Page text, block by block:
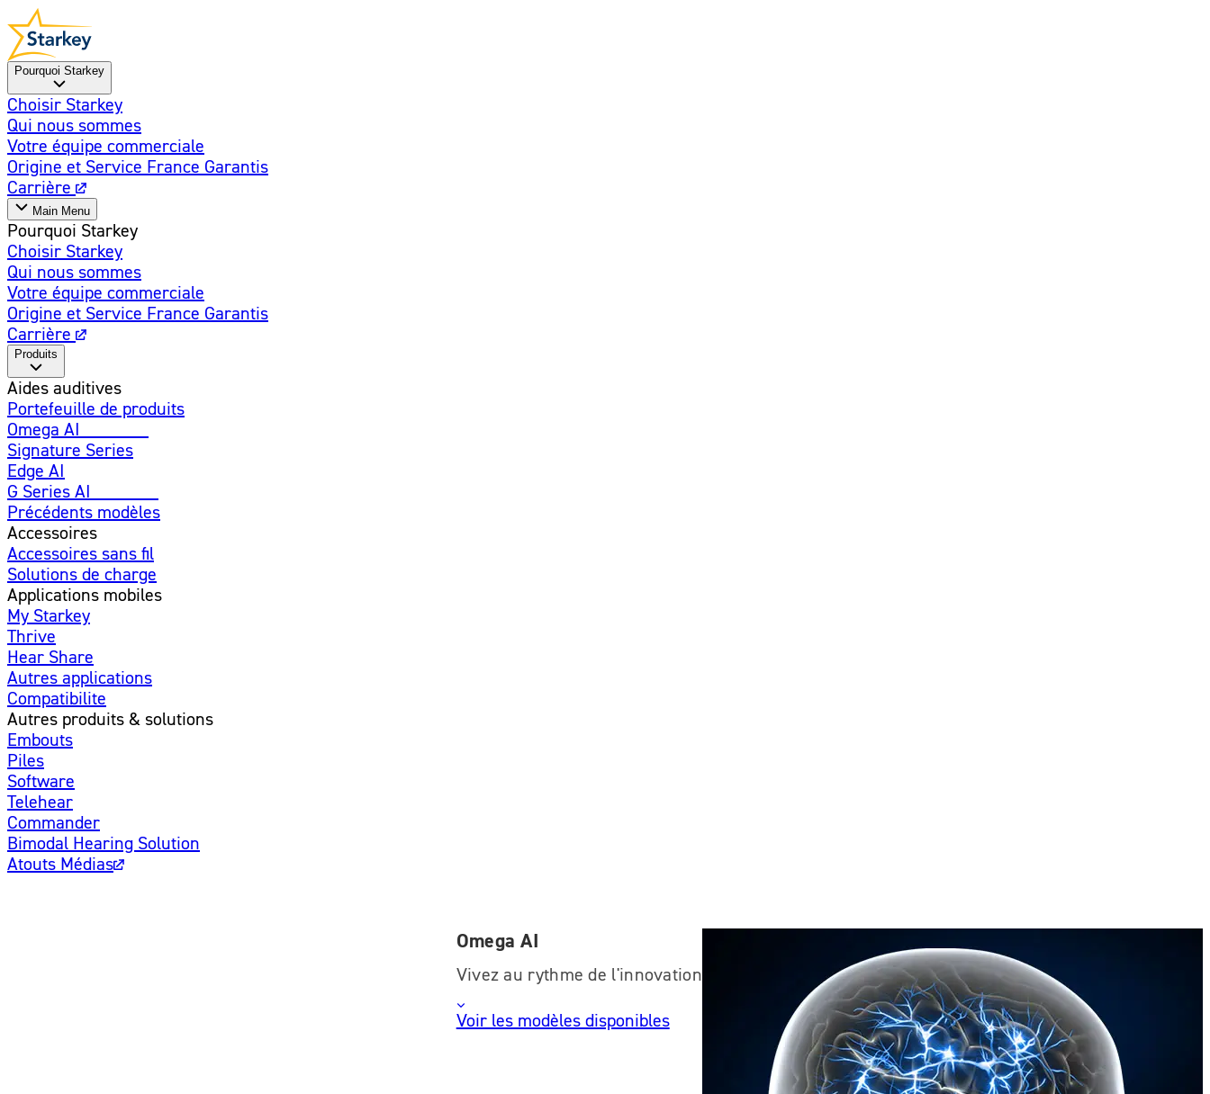
Pourquoi Starkey
Choisir Starkey
Qui nous sommes
Votre équipe commerciale
Origine et Service France Garantis
Carrière
Main Menu
Pourquoi Starkey
Choisir Starkey
Qui nous sommes
Votre équipe commerciale
Origine et Service France Garantis
Carrière
Produits
Aides auditives
Portefeuille de produits
Omega AI
Signature Series
Edge AI
G Series AI
Précédents modèles
Accessoires
Accessoires sans fil
Solutions de charge
Applications mobiles
My Starkey
Thrive
Hear Share
Autres applications
Compatibilite
Autres produits & solutions
Embouts
Piles
Software
Telehear
Commander
Bimodal Hearing Solution
Atouts Médias
Omega AI
Vivez au rythme de l'innovation
Voir les modèles disponibles